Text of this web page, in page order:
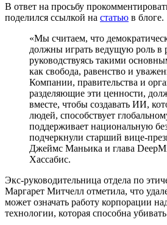
В ответ на просьбу
поделился ссылкой на статью в блоге.
«Мы считаем, что
должны играть ведущую роль в
руководствуясь такими
как свобода, равенство и
Компании, правительства и
разделяющие эти ценности,
вместе, чтобы создавать ИИ,
людей, способствует
поддерживает национальную
подчеркнули старший вице-
Джеймс Маньика и глава
Хассабис.
Экс-руководительница отдела по
Маргарет Митчелл отметила, что
может означать работу корпорации
технологии, которая способна